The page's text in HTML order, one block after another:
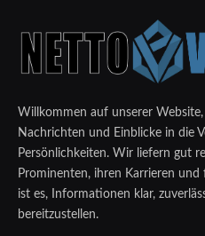
Willkommen auf unserer
Nachrichten und Einblicke in die
Persönlichkeiten. Wir liefern gut
Prominenten, ihren Karrieren und
ist es, Informationen klar,
bereitzustellen.